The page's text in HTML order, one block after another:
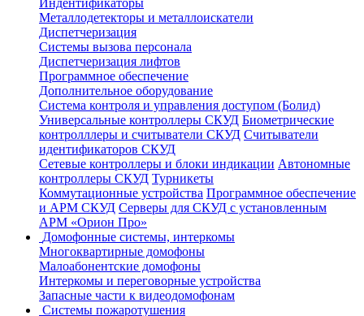
Индентификаторы
Металлодетекторы и металлоискатели
Диспетчеризация
Системы вызова персонала
Диспетчеризация лифтов
Программное обеспечение
Дополнительное оборудование
Система контроля и управления доступом (Болид)
Универсальные контроллеры СКУД Биометрические
контролллеры и считыватели СКУД Считыватели
идентификаторов СКУД
Сетевые контроллеры и блоки индикации Автономные
контроллеры СКУД Турникеты
Коммутационные устройства Программное обеспечение
и АРМ СКУД Серверы для СКУД с установленным
АРМ «Орион Про»
Домофонные системы, интеркомы
Многоквартирные домофоны
Малоабонентские домофоны
Интеркомы и переговорные устройства
Запасные части к видеодомофонам
Системы пожаротушения